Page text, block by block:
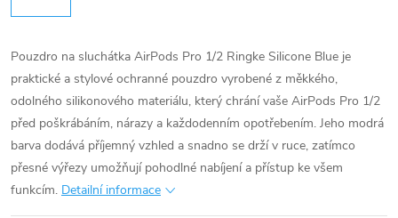
Pouzdro na sluchátka AirPods Pro 1/2 Ringke Silicone Blue je
praktické a stylové ochranné pouzdro vyrobené z měkkého,
odolného silikonového materiálu, který chrání vaše AirPods Pro 1/2
před poškrábáním, nárazy a každodenním opotřebením. Jeho modrá
barva dodává příjemný vzhled a snadno se drží v ruce, zatímco
přesné výřezy umožňují pohodlné nabíjení a přístup ke všem
funkcím. Detailní informace